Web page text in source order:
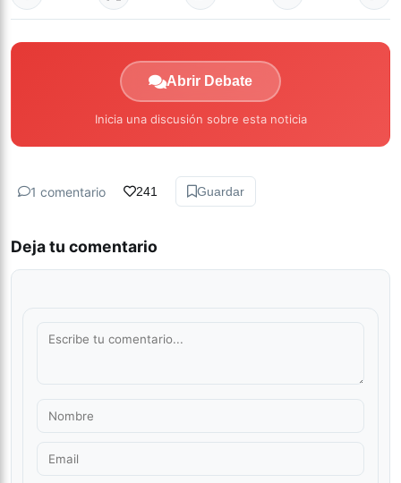
Abrir Debate
Inicia una discusión sobre esta noticia
1 comentario 241 Guardar
Deja tu comentario